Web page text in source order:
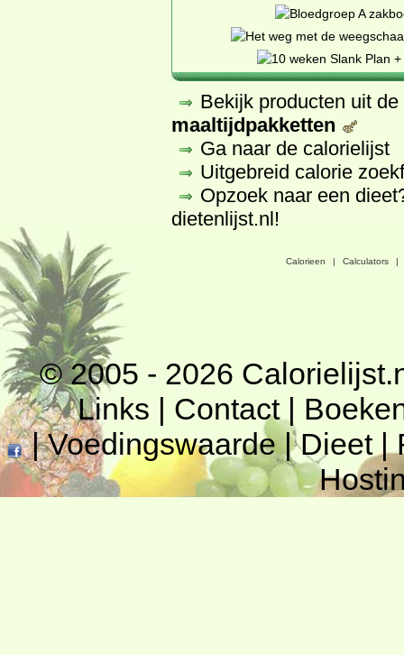
Bekijk producten uit
maaltijdpakketten
Ga naar de calorielijst
Uitgebreid calorie
Opzoek naar een
dietenlijst.nl!
Calorieen | Calculators |
© 2005 - 2026
Links | Contact|
|Voedingswaarde|Dieet|